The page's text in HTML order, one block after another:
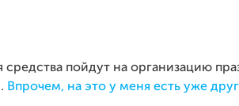
средства пойдут на организацию
Впрочем, на это у меня есть уже